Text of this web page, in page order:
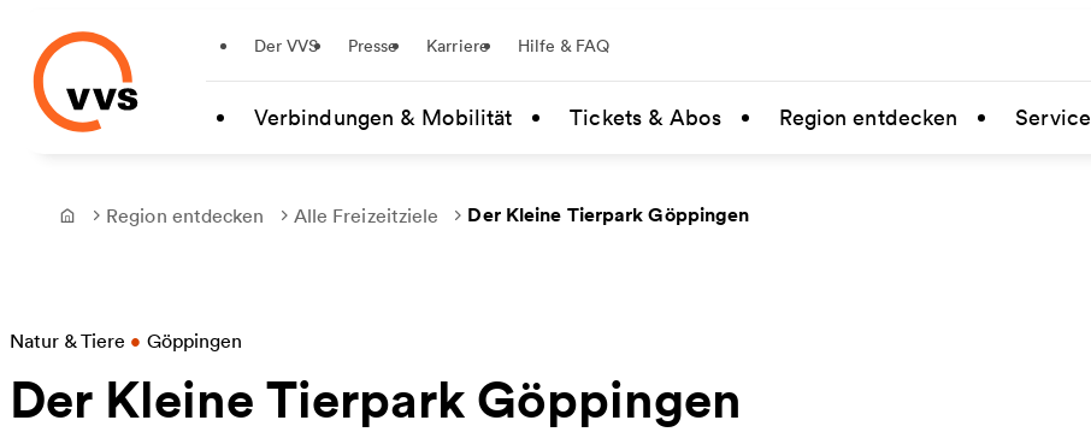
Zum Hauptinhalt springen
Der VVS Presse Karriere Hilfe & FAQ
Verbindungen & Mobilität Tickets & Abos Region entdecken Service
Frontpage
Region entdecken Alle Freizeitziele Der Kleine Tierpark Göppingen
Natur & Tiere • Göppingen
Der Kleine Tierpark Göppingen